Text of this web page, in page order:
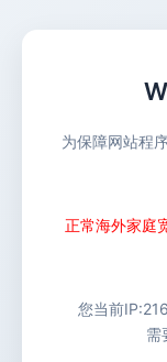
为保障网站程
正常海外家庭
您当前IP:
需